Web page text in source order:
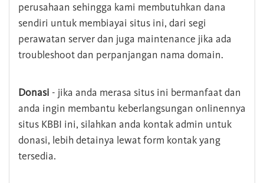
perusahaan sehingga kami membutuhkan dana
sendiri untuk membiayai situs ini, dari segi
perawatan server dan juga maintenance jika ada
troubleshoot dan perpanjangan nama domain.
Donasi - jika anda merasa situs ini bermanfaat dan
anda ingin membantu keberlangsungan onlinennya
situs KBBI ini, silahkan anda kontak admin untuk
donasi, lebih detainya lewat form kontak yang
tersedia.